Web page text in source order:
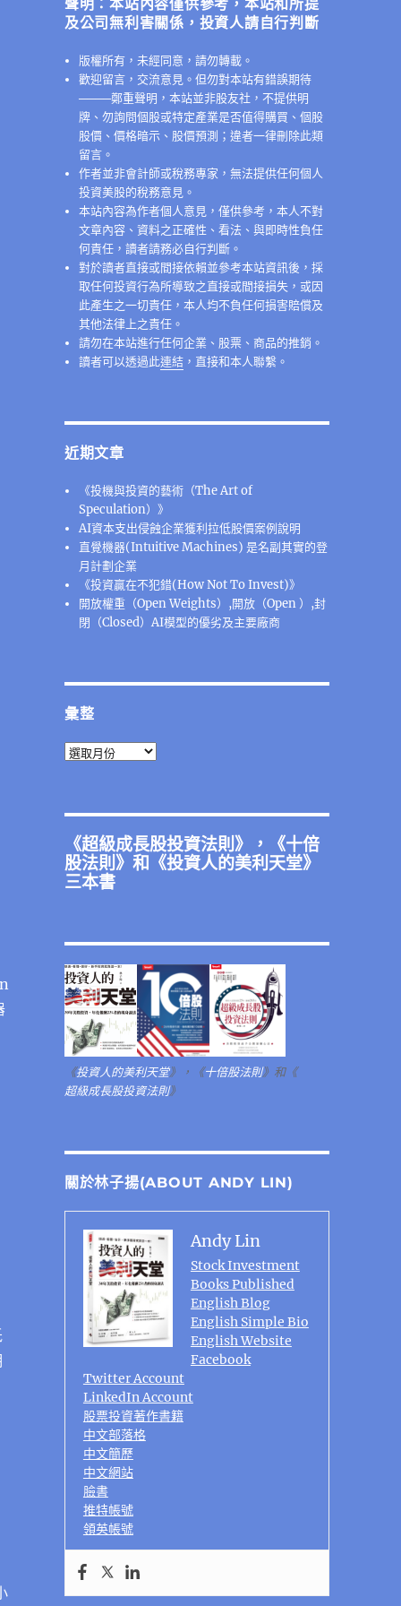
聲明：本站內容僅供參考，本站和所提
及公司無利害關係，投資人請自行判斷
版權所有，未經同意，請勿轉載。
歡迎留言，交流意見。但勿對本站有錯誤期待
────鄭重聲明，本站並非股友社，不提供明
牌、勿詢問個股或特定產業是否值得購買、個股
股價、價格暗示、股價預測；違者一律刪除此類
留言。
作者並非會計師或稅務專家，無法提供任何個人
投資美股的稅務意見。
本站內容為作者個人意見，僅供參考，本人不對
文章內容、資料之正確性、看法、與即時性負任
何責任，讀者請務必自行判斷。
對於讀者直接或間接依賴並參考本站資訊後，採
取任何投資行為所導致之直接或間接損失，或因
此產生之一切責任，本人均不負任何損害賠償及
其他法律上之責任。
請勿在本站進行任何企業、股票、商品的推銷。
讀者可以透過此連結 ，直接和本人聯繫。
近期文章
《投機與投資的藝術（The Art of
Speculation）》
AI資本支出侵蝕企業獲利拉低股價案例說明
直覺機器(Intuitive Machines) 是名副其實的登
月計劃企業
《投資贏在不犯錯(How Not To Invest)》
開放權重（Open Weights）,開放（Open ）,封
閉（Closed）AI模型的優劣及主要廠商
彙整
彙
《超級成長股投資法則》，《十倍
股法則》和《投資人的美利天堂》
三本書
《投資人的美利天堂》，《十倍股法則》和《
超級成長股投資法則》
關於林子揚(ABOUT ANDY LIN)
Andy Lin
Stock Investment
Books Published
English Blog
English Simple Bio
English Website
Facebook
Twitter Account
LinkedIn Account
股票投資著作書籍
中文部落格
中文簡歷
中文網站
臉書
推特帳號
領英帳號